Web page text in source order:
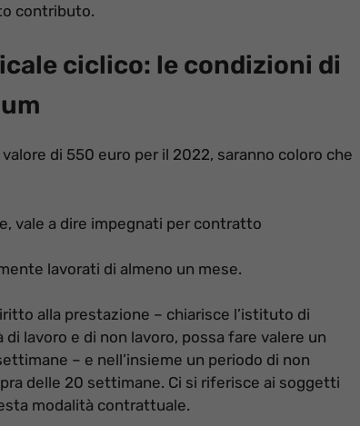
contributo.
ciclico: le condizioni di
di 550 euro per il 2022, saranno coloro che
vale a dire impegnati per contratto
lavorati di almeno un mese.
alla prestazione – chiarisce l’istituto di
lavoro e di non lavoro, possa fare valere un
– e nell’insieme un periodo di non
delle 20 settimane. Ci si riferisce ai soggetti
modalità contrattuale.